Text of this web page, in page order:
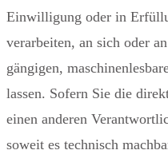
Einwilligung oder in
verarbeiten, an sich oder
gängigen,
lassen. Sofern Sie die
einen anderen
soweit es technisch